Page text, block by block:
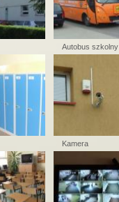
Autobus szkolny
Kamera